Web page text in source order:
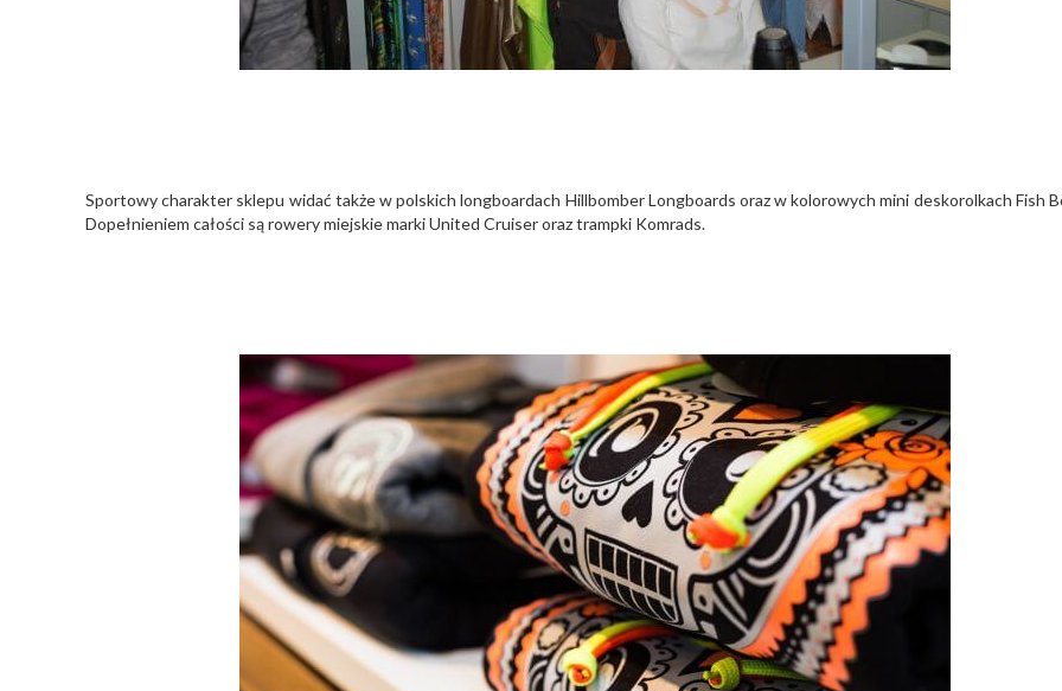
Sportowy charakter sklepu widać także w polskich longboardach Hillbomber Longboards oraz w kolorowych mini deskorolkach Fish
Dopełnieniem całości są rowery miejskie marki United Cruiser oraz trampki Komrads.